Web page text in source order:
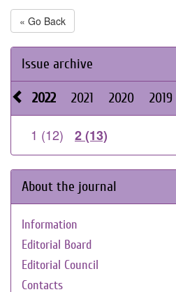
« Go Back
Issue archive
2022 2021 2020 2019
1 (12) 2 (13)
About the journal
Information
Editorial Board
Editorial Council
Contacts